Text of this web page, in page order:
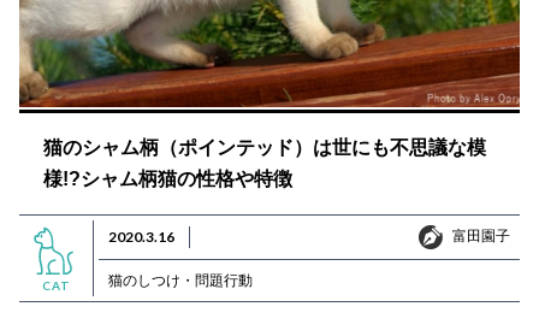
猫のシャム柄（ポインテッド）は世にも不思議な模
様!?シャム柄猫の性格や特徴
CAT
2020.3.16 富田園子
富田園子
猫のしつけ・問題行動